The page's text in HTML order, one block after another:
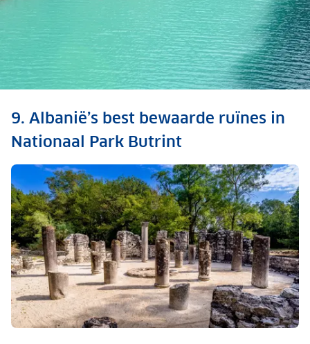
mooiste natuur in Europa
9. Albanië’s best bewaarde ruïnes in
Nationaal Park Butrint